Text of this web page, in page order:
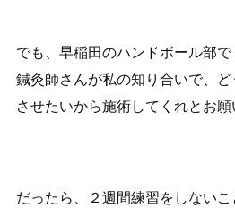
でも、早稲田のハンドボール部
鍼灸師さんが私の知り合いで、
させたいから施術してくれとお願
だったら、２週間練習をしない